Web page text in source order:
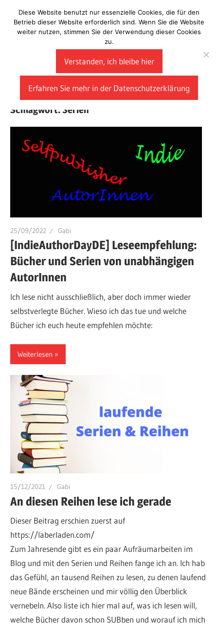
Inhalt
springen
Laberladen
Schlagwort:Serien
25/09/2022 Gabi
[IndieAuthorDayDE] Leseempfehlung:
Bücher und Serien von unabhängigen
AutorInnen
Ich lese nicht ausschließlich, aber doch immer wieder
selbstverlegte Bücher. Wieso ich das tue und welche
Bücher ich euch heute empfehlen möchte:
Weiterlesen
15/12/2021 Gabi
An diesen Reihen lese ich gerade
Dieser Beitrag erschien zuerst auf
https://laberladen.com/
Zum Jahresende gibt es ein paar Aufräumarbeiten im
Blog und mit den Serien und Reihen fange ich an. Ich hab
das Gefühl, an tausend Reihen zu lesen, zu denen laufend
neue Bände erscheinen und mir völlig den Überblick
vernebeln. Also liste ich hier mal auf, was ich lesen will,
welche Bücher davon schon SUBben und worauf ich mich
Diese Website benutzt nur essenzielle Cookies, die für den
Betrieb dieser Website erforderlich sind. Wenn Sie die Website
weiter nutzen, stimmen Sie der Verwendung dieser Cookies
zu.
Verstanden, ich bleibe hier
Erfahren Sie mehr in der Datenschutzerklärung